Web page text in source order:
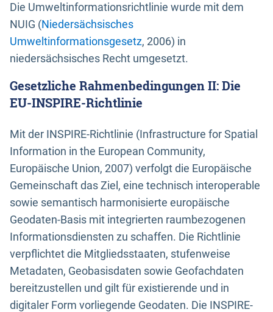
Die Umweltinformationsrichtlinie wurde mit dem
NUIG (Niedersächsisches
Umweltinformationsgesetz, 2006) in
niedersächsisches Recht umgesetzt.
Gesetzliche Rahmenbedingungen II: Die
EU-INSPIRE-Richtlinie
Mit der INSPIRE-Richtlinie (Infrastructure for Spatial
Information in the European Community,
Europäische Union, 2007) verfolgt die Europäische
Gemeinschaft das Ziel, eine technisch interoperable
sowie semantisch harmonisierte europäische
Geodaten-Basis mit integrierten raumbezogenen
Informationsdiensten zu schaffen. Die Richtlinie
verpflichtet die Mitgliedsstaaten, stufenweise
Metadaten, Geobasisdaten sowie Geofachdaten
bereitzustellen und gilt für existierende und in
digitaler Form vorliegende Geodaten. Die INSPIRE-